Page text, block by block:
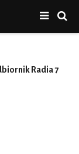
Radia 7